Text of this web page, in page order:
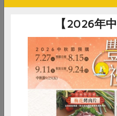
下一座核電機組的發電量；
在夏季尖峰供電吃緊時發布
訊息提醒，讓民眾改變行為
對逐漸炎熱的天氣，讓我們
降溫吧！
【2026年